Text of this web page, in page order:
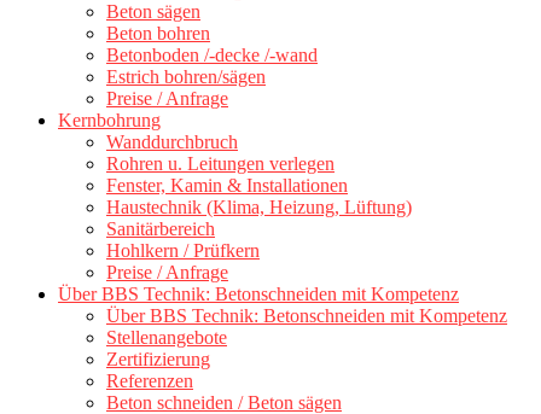
Beton sägen
Beton bohren
Betonboden /-decke /-wand
Estrich bohren/sägen
Preise / Anfrage
Kernbohrung
Wanddurchbruch
Rohren u. Leitungen verlegen
Fenster, Kamin & Installationen
Haustechnik (Klima, Heizung, Lüftung)
Sanitärbereich
Hohlkern / Prüfkern
Preise / Anfrage
Über BBS Technik: Betonschneiden mit Kompetenz
Über BBS Technik: Betonschneiden mit Kompetenz
Stellenangebote
Zertifizierung
Referenzen
Beton schneiden / Beton sägen